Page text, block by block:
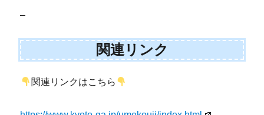
–
関連リンク
関連リンクはこちら